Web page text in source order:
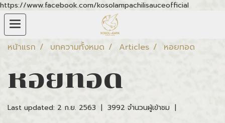
https://www.facebook.com/kosolampachilisauceofficial
หน้าแรก บทความทั้งหมด Articles หอยทอด
หอยทอด
Last updated: 2 ก.ย. 2563 | 3992 จำนวนผู้เข้าชม |